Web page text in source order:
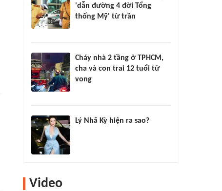
'dẫn đường 4 đời Tổng
thống Mỹ' từ trần
Cháy nhà 2 tầng ở TPHCM,
cha và con trai 12 tuổi tử
vong
Lý Nhã Kỳ hiện ra sao?
Video